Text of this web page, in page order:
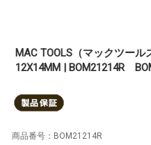
MAC TOOLS（マックツー
12X14MM | BOM21214R
BOM21214R